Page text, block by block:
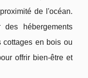
de l'océan.
hébergements
cottages en bois ou
offrir bien-être et